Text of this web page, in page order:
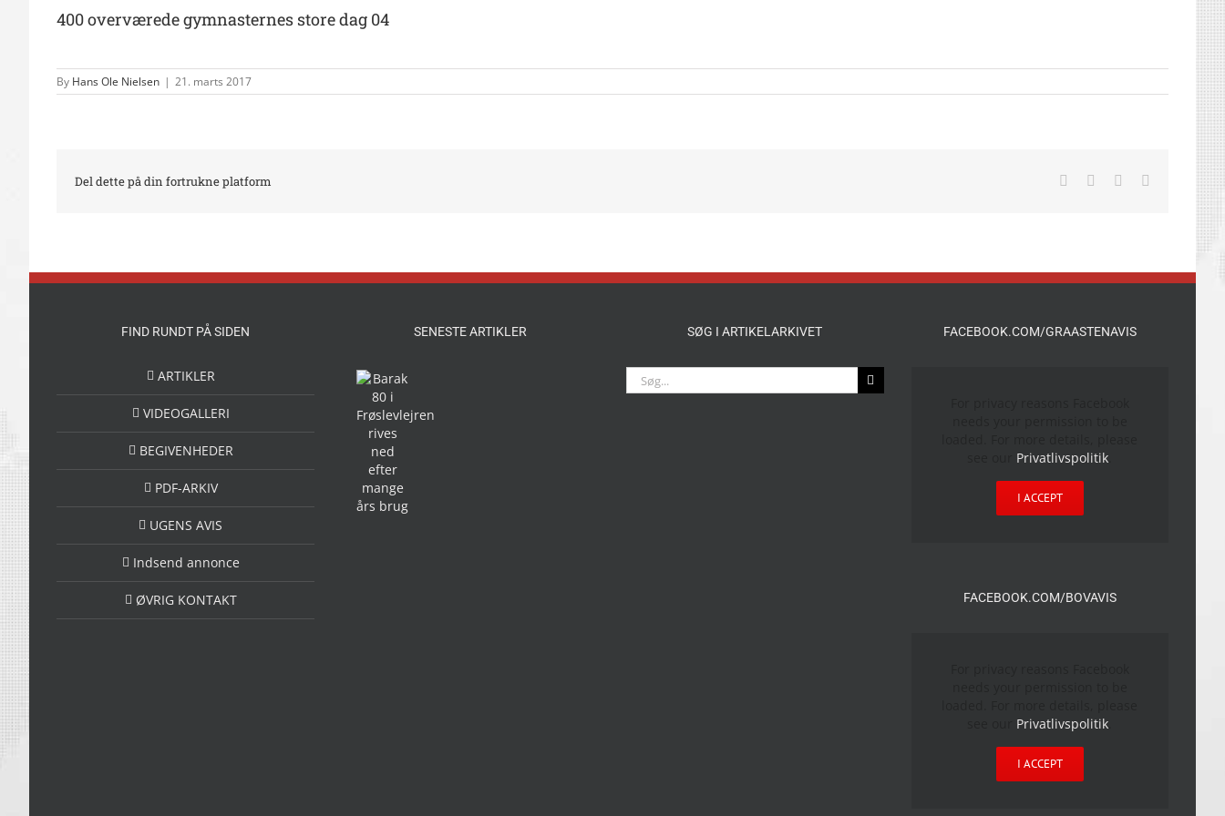
400 overværede gymnasternes store dag 04
By Hans Ole Nielsen | 21. marts 2017
Del dette på din fortrukne platform Facebook LinkedIn
FIND RUNDT PÅ SIDEN
ARTIKLER
VIDEOGALLERI
BEGIVENHEDER
PDF-ARKIV
UGENS AVIS
Indsend annonce
ØVRIG KONTAKT
SENESTE ARTIKLER SØG I ARTIKELARKIVET
Søg
efter:
FACEBOOK.COM/GRAASTENAVIS
Privatlivspolitik
I ACCEPT
FACEBOOK.COM/BOVAVIS
Privatlivspolitik
I ACCEPT